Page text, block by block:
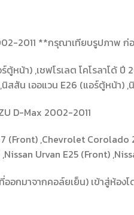
2011 **กรุณาเทียบรูปภาพ
ตู้หน้า) ,เชฟโรเลต โคโรลาโด้
สัน เออแวน E26 (แอร์ตู้หน้า) ,
D-Max 2002-2011
(Front) ,Chevrolet
Urvan E25 (Front)
ออกมาจากคอล์ยเย็น) เข้าสู่ห้อ